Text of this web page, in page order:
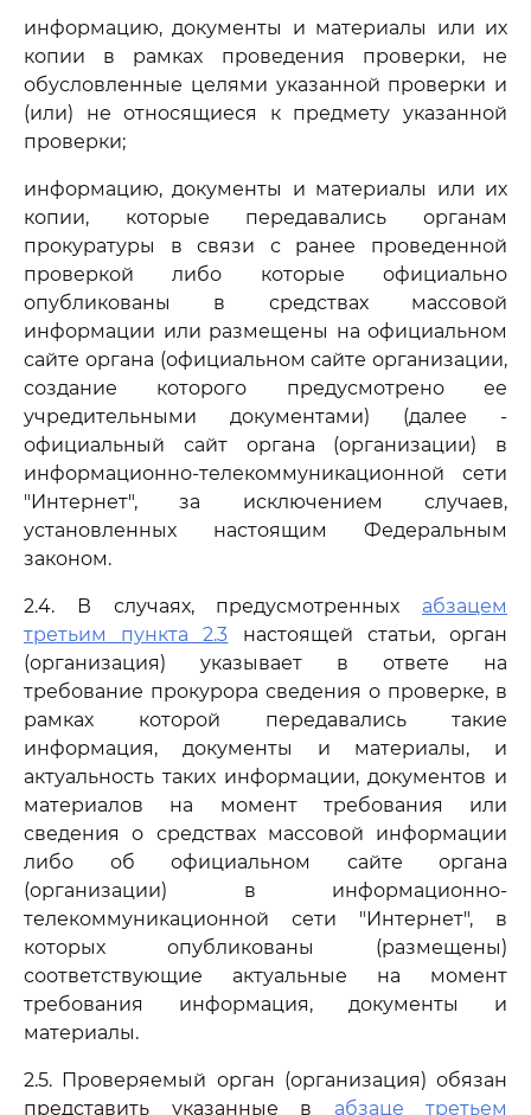
информацию, документы и материалы или их
копии в рамках проведения проверки, не
обусловленные целями указанной проверки и
(или) не относящиеся к предмету указанной
проверки;
информацию, документы и материалы или их
копии, которые передавались органам
прокуратуры в связи с ранее проведенной
проверкой либо которые официально
опубликованы в средствах массовой
информации или размещены на официальном
сайте органа (официальном сайте организации,
создание которого предусмотрено ее
учредительными документами) (далее -
официальный сайт органа (организации) в
информационно-телекоммуникационной сети
"Интернет", за исключением случаев,
установленных настоящим Федеральным
законом.
2.4. В случаях, предусмотренных абзацем
третьим пункта 2.3 настоящей статьи, орган
(организация) указывает в ответе на
требование прокурора сведения о проверке, в
рамках которой передавались такие
информация, документы и материалы, и
актуальность таких информации, документов и
материалов на момент требования или
сведения о средствах массовой информации
либо об официальном сайте органа
(организации) в информационно-
телекоммуникационной сети "Интернет", в
которых опубликованы (размещены)
соответствующие актуальные на момент
требования информация, документы и
материалы.
2.5. Проверяемый орган (организация) обязан
представить указанные в абзаце третьем